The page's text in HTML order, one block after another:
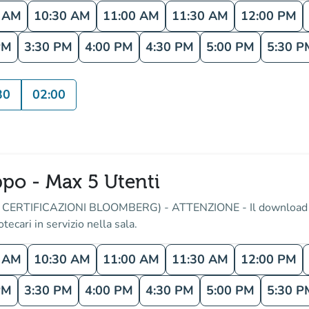
10:30 AM 11:00 AM 11:30 AM 12:00 PM
3:30 PM 4:00 PM 4:30 PM 5:00 PM 5:30
02:00
- Max 5 Utenti
BLOOMBERG) - ATTENZIONE - Il
in servizio nella sala.
10:30 AM 11:00 AM 11:30 AM 12:00 PM
3:30 PM 4:00 PM 4:30 PM 5:00 PM 5:30